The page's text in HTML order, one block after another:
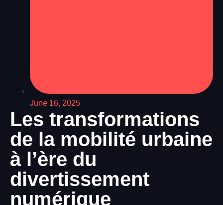
June 16, 2025
Les transformations
de la mobilité urbaine
à l’ère du
divertissement
numérique